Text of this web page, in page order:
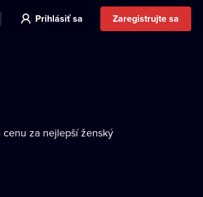
Prihlásiť sa Zaregistrujte sa
za nejlepší ženský